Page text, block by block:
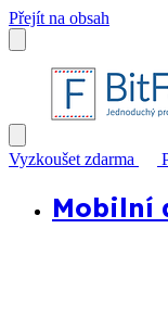
Přejít na obsah
Vyzkoušet zdarma
Mobilní